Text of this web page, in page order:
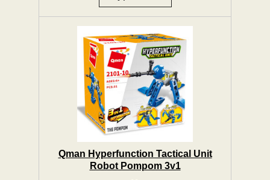
Qman Hyperfunction Tactical Unit
Robot Pompom 3v1